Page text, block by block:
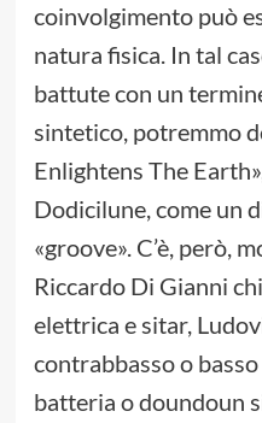
coinvolgimento può
natura fisica. In tal
battute con un
sintetico, potremmo
Enlightens The
Dodicilune, come un
«groove». C’è, però,
Riccardo Di Gianni
elettrica e sitar,
contrabbasso o
batteria o doundoun